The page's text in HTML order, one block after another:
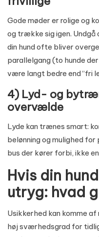
Gode møder er rolige og
og trække sig igen. Undgå
din hund ofte bliver
parallelgang (to hunde
være langt bedre end “fri
4) Lyd- og
overvælde
Lyde kan trænes smart:
belønning og mulighed for
bus der kører forbi, ikke
Hvis din
utryg: hvad
Usikkerhed kan komme
høj sværhedsgrad for